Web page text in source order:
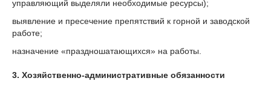
управляющий выделяли необходимые ресурсы);
выявление и пресечение препятствий к горной и заводской
работе;
назначение «праздношатающихся» на работы.
3. Хозяйственно-административные обязанности